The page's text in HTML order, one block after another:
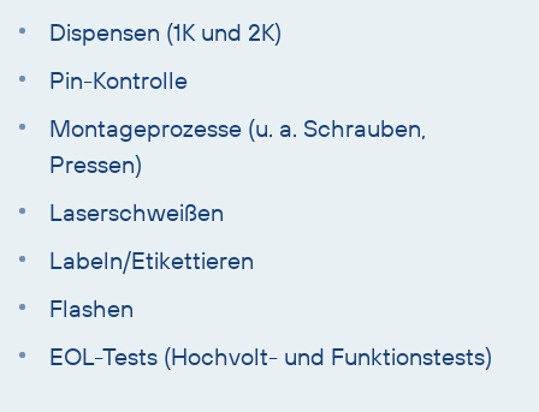
Dispensen (1K und 2K)
Pin-Kontrolle
Montageprozesse (u. a. Schrauben,
Pressen)
Laserschweißen
Labeln/Etikettieren
Flashen
EOL-Tests (Hochvolt- und Funktionstests)